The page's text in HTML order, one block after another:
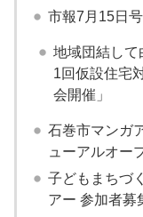
市報7月15日
地域団結し
1回仮設住宅
会開催」
石巻市マンガ
ューアルオー
子どもまちづ
アー 参加者募